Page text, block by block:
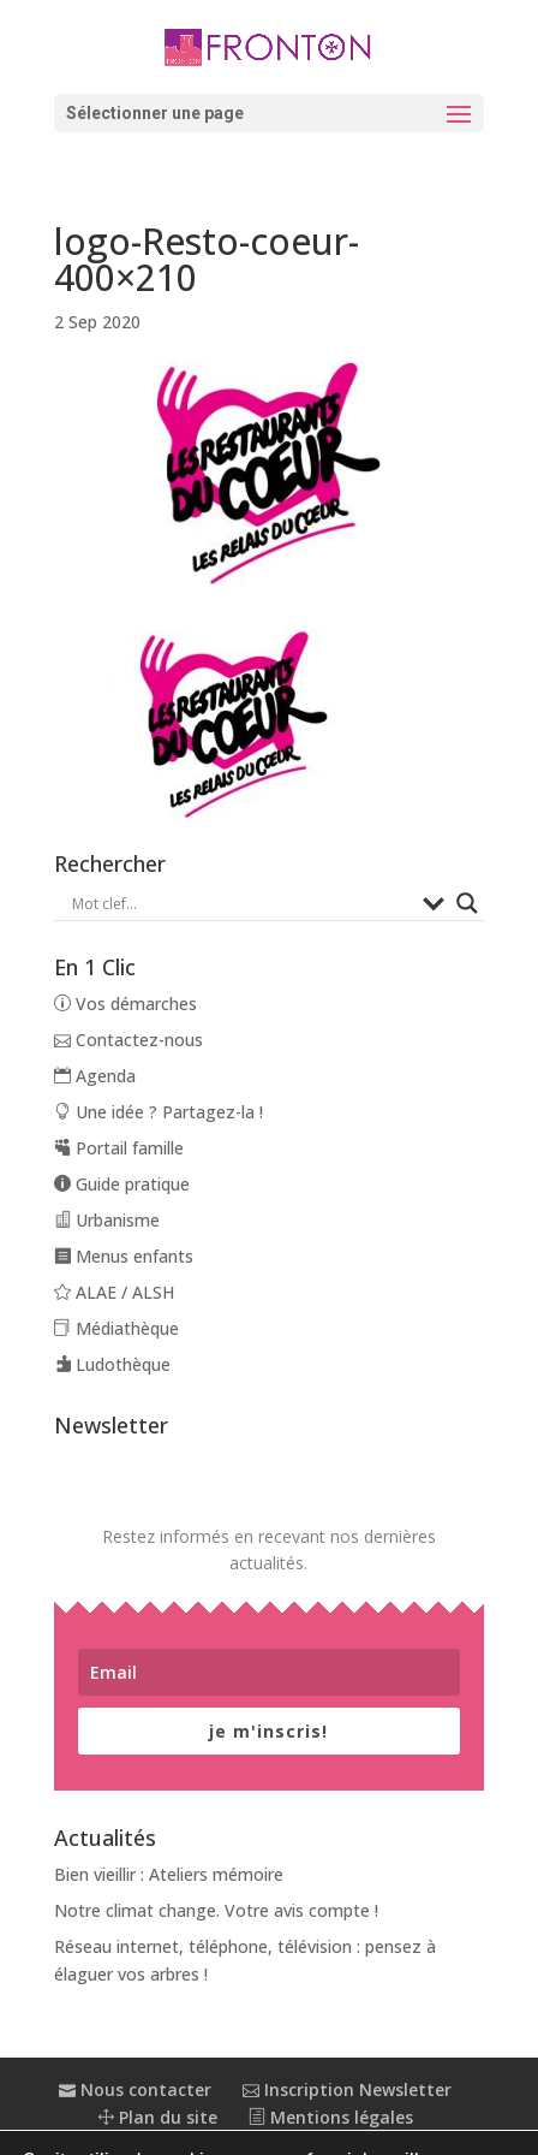
Sélectionner une page
logo-Resto-coeur-
400×210
2 Sep 2020
Rechercher
En 1 Clic
Vos démarches
Contactez-nous
Agenda
Une idée ? Partagez-la !
Portail famille
Guide pratique
Urbanisme
Menus enfants
ALAE / ALSH
Médiathèque
Ludothèque
Newsletter
Restez informés en recevant nos dernières
actualités.
je m'inscris!
Actualités
Bien vieillir : Ateliers mémoire
Notre climat change. Votre avis compte !
Réseau internet, téléphone, télévision : pensez à
élaguer vos arbres !
Nous contacter
Inscription Newsletter
Plan du site
Mentions légales